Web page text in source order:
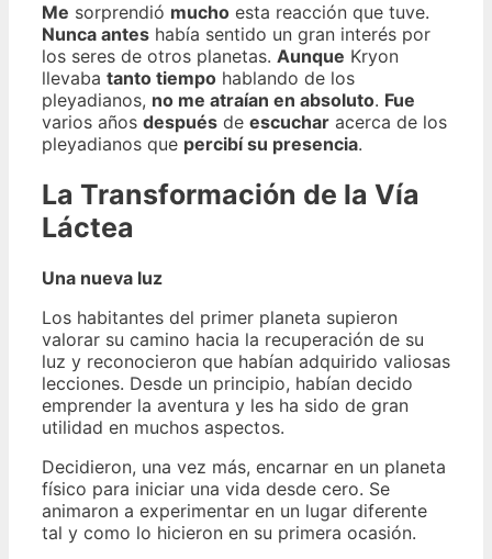
Me sorprendió mucho esta reacción que tuve.
Nunca antes había sentido un gran interés por
los seres de otros planetas. Aunque Kryon
llevaba tanto tiempo hablando de los
pleyadianos, no me atraían en absoluto. Fue
varios años después de escuchar acerca de los
pleyadianos que percibí su presencia.
La Transformación de la Vía
Láctea
Una nueva luz
Los habitantes del primer planeta supieron
valorar su camino hacia la recuperación de su
luz y reconocieron que habían adquirido valiosas
lecciones. Desde un principio, habían decido
emprender la aventura y les ha sido de gran
utilidad en muchos aspectos.
Decidieron, una vez más, encarnar en un planeta
físico para iniciar una vida desde cero. Se
animaron a experimentar en un lugar diferente
tal y como lo hicieron en su primera ocasión.